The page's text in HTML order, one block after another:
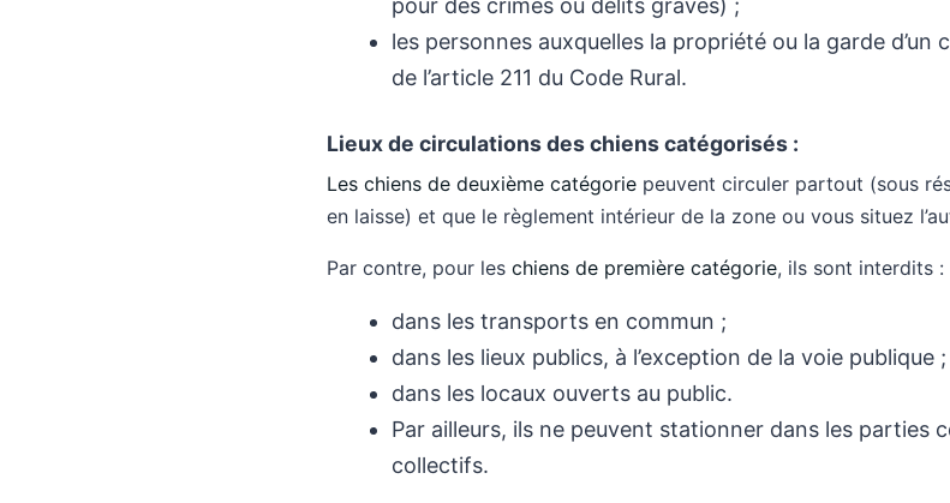
pour des crimes ou délits graves) ;
les personnes auxquelles la propriété ou la garde
de l’article 211 du Code Rural.
Lieux de circulations des chiens catégorisés :
Les chiens de deuxième catégorie peuvent circuler partout (sous
en laisse) et que le règlement intérieur de la zone ou vous situez
Par contre, pour les chiens de première catégorie, ils sont interdits :
dans les transports en commun ;
dans les lieux publics, à l’exception de la voie publique ;
dans les locaux ouverts au public.
Par ailleurs, ils ne peuvent stationner dans les parties
collectifs.